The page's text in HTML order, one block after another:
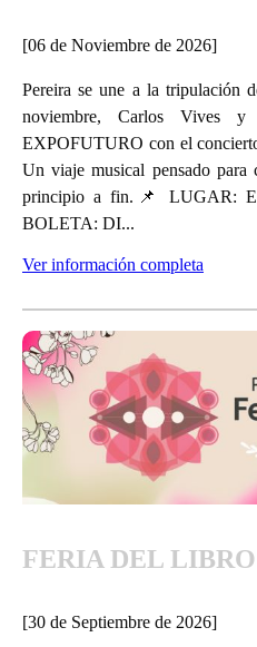
[06 de Noviembre de 2026]
Pereira se une a la tripulación
noviembre, Carlos Vives
EXPOFUTURO con el
Un viaje musical pensado
principio a fin.📌 LUGAR:
BOLETA: DI...
Ver información completa
FERIA DEL LIBRO
[30 de Septiembre de 2026]